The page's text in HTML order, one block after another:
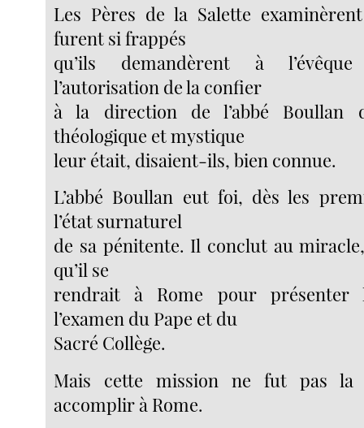
Les Pères de la Salette
furent si frappés
qu’ils demandèrent à
l’autorisation de la confier
à la direction de l’abbé Boullan
théologique et mystique
leur était, disaient-ils, bien connue.
L’abbé Boullan eut foi, dès les
l’état surnaturel
de sa pénitente. Il conclut au
qu’il se
rendrait à Rome pour présenter
l’examen du Pape et du
Sacré Collège.
Mais cette mission ne fut pas la
accomplir à Rome.